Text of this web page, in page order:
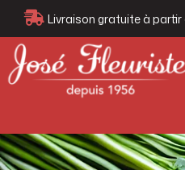
Livraison gratuite à partir